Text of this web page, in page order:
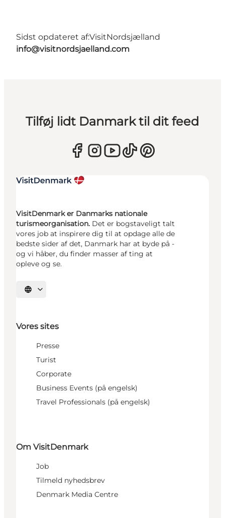
Sidst opdateret af:VisitNordsjælland
info@visitnordsjaelland.com
Tilføj lidt Danmark til dit feed
VisitDenmark er Danmarks nationale
turismeorganisation. Det er bogstaveligt talt
vores job at inspirere dig til at opdage alle de
bedste sider af det, Danmark har at byde på -
og vi håber, du finder masser af ting at
opleve og se.
Vælg sprog
Vores sites
Presse
Turist
Corporate
Business Events (på engelsk)
Travel Professionals (på engelsk)
Om VisitDenmark
Job
Tilmeld nyhedsbrev
Denmark Media Centre